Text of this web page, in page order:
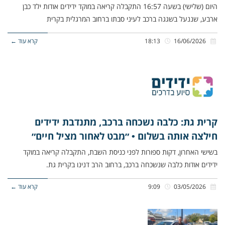
היום (שלישי) בשעה 16:57 התקבלה קריאה במוקד ידידים אודות ילד כבן
ארבע, שננעל בשגגה ברכב לעיני סבתו ברחוב המרגלית בקרית
קרא עוד ←
קרית גת: כלבה נשכחה ברכב, מתנדבת ידידים
חילצה אותה בשלום • ״מבט לאחור מציל חיים״
בשישי האחרון, דקות ספורות לפני כניסת השבת, התקבלה קריאה במוקד
ידידים אודות כלבה שנשכחה ברכב, ברחוב הרב דנינו בקרית גת.
קרא עוד ←